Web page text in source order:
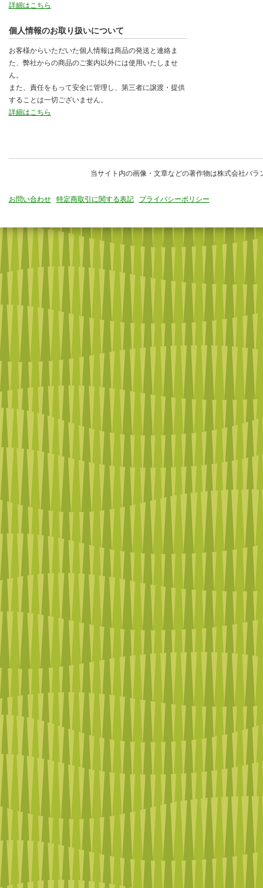
詳細はこちら
個人情報のお取り扱いについて
お客様からいただいた個人情報は商品の発送と連絡ま
た、弊社からの商品のご案内以外には使用いたしませ
ん。
また、責任をもって安全に管理し、第三者に譲渡・提供
することは一切ございません。
詳細はこちら
当サイト内の画像・文章などの著作物は株式会社バ
お問い合わせ 特定商取引に関する表記 プライバシーポリシー